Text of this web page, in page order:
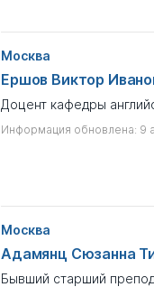
Москва
Ершов Виктор
Доцент кафедры
Информация обновлена: 9
Москва
Адамянц Сюзанна
Бывший старший